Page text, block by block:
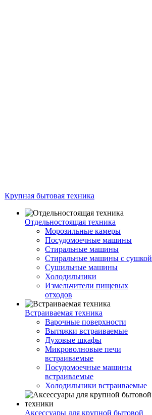
Крупная бытовая техника
Отдельностоящая техника
Морозильные камеры
Посудомоечные машины
Стиральные машины
Стиральные машины с сушкой
Сушильные машины
Холодильники
Измельчители пищевых
отходов
Встраиваемая техника
Варочные поверхности
Вытяжки встраиваемые
Духовые шкафы
Микроволновые печи
встраиваемые
Посудомоечные машины
встраиваемые
Холодильники встраиваемые
Аксессуары для крупной бытовой